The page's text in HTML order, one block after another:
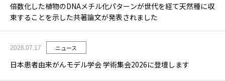
倍数化した植物のDNAメチル化パターンが世代を経て天然種に収
束することを示した共著論文が発表されました
2026.07.17 ニュース
日本患者由来がんモデル学会 学術集会2026に登壇します